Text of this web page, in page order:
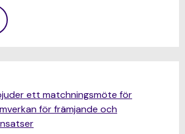
ett matchningsmöte för
för främjande och